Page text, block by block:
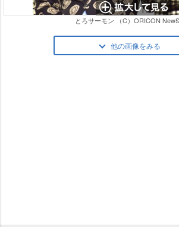
とろサーモン （C）ORICON
他の画像をみる